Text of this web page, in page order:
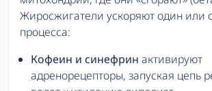
Жиросжигатели ускоряют один или
процесса:
Кофеин и синефрин активируют
адренорецепторы, запуская цепь